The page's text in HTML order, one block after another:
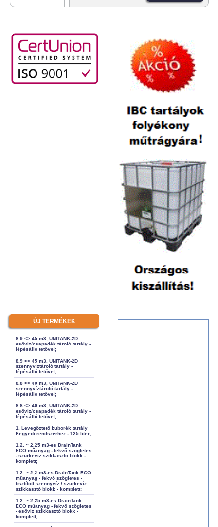
ÚJ TERMÉKEK
8.9 <> 45 m3, UNITANK-2D
esővíz/csapadék tároló tartály -
lépésálló tetővel;
8.9 <> 45 m3, UNITANK-2D
szennyvíztároló tartály -
lépésálló tetővel;
8.8 <> 40 m3, UNITANK-2D
szennyvíztároló tartály -
lépésálló tetővel;
8.8 <> 40 m3, UNITANK-2D
esővíz/csapadék tároló tartály -
lépésálló tetővel;
1. Levegőztető buborék tartály
Kegyedi rendszerhez - 125 liter;
1.2. ~ 2,25 m3-es DrainTank
ECO műanyag - fekvő szögletes
- szürkevíz szikkasztó blokk -
komplett;
1.2. ~ 2,2 m3-es DrainTank ECO
műanyag - fekvő szögletes -
tisztított szennyvíz / szürkevíz
szikkasztó blokk - komplett;
1.2. ~ 2,25 m3-es DrainTank
ECO műanyag - fekvő szögletes
- esővíz szikkasztó blokk -
komplett;